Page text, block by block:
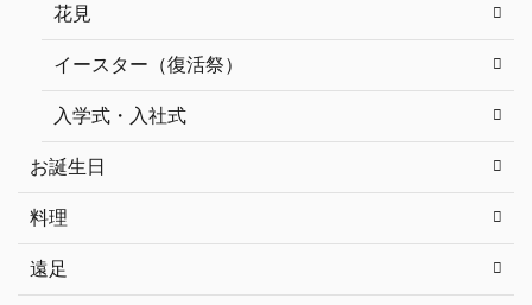
花見
イースター（復活祭）
入学式・入社式
お誕生日
料理
遠足